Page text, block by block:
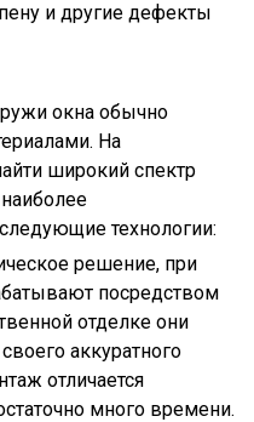
и другие дефекты
окна обычно
На
широкий спектр
технологии:
решение, при
посредством
отделке они
аккуратного
отличается
много времени.